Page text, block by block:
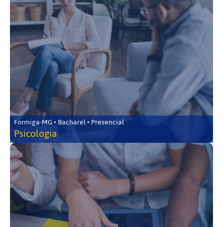
Formiga-MG • Bacharel • Presencial
Psicologia